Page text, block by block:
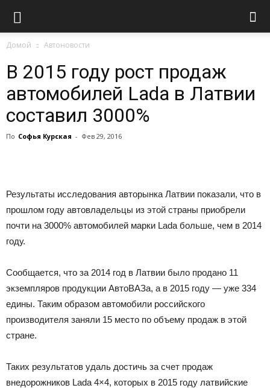
Домой Автоновости
В 2015 году рост продаж
автомобилей Lada в Латвии
составил 3000%
По Софья Курская - Фев 29, 2016
Результаты исследования авторынка Латвии показали, что в
прошлом году автовладельцы из этой страны приобрели
почти на 3000% автомобилей марки Lada больше, чем в 2014
году.
Сообщается, что за 2014 год в Латвии было продано 11
экземпляров продукции АвтоВАЗа, а в 2015 году — уже 334
едины. Таким образом автомобили российского
производителя заняли 15 место по объему продаж в этой
стране.
Таких результатов удаль достичь за счет продаж
внедорожников Lada 4×4, которых в 2015 году латвийские